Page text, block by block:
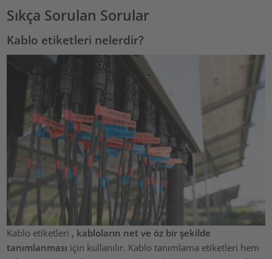
Sıkça Sorulan Sorular
Kablo etiketleri nelerdir?
Kablo etiketleri , kabloların net ve öz bir şekilde
tanımlanması için kullanılır. Kablo tanımlama etiketleri hem